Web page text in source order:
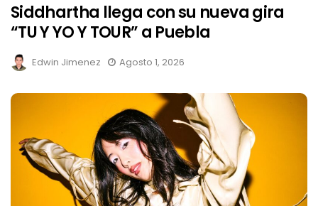
Siddhartha llega con su nueva gira
“TU Y YO Y TOUR” a Puebla
Edwin Jimenez Agosto 1, 2026